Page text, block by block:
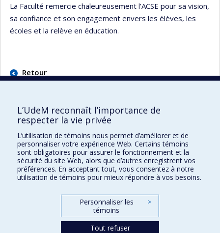
La Faculté remercie chaleureusement l’ACSE pour sa vision,
sa confiance et son engagement envers les élèves, les
écoles et la relève en éducation.
Retour
Faculté des sciences de l'éducation
Pavillon Marie-Victorin
90, avenue Vincent-d'Indy
Montréal (Québec) H2V 2S9
L’UdeM reconnaît l’importance de
respecter la vie privée
L’utilisation de témoins nous permet d’améliorer et de
personnaliser votre expérience Web. Certains témoins
sont obligatoires pour assurer le fonctionnement et la
sécurité du site Web, alors que d’autres enregistrent vos
préférences. En acceptant tout, vous consentez à notre
utilisation de témoins pour mieux répondre à vos besoins.
Personnaliser les
témoins
>
Tout refuser